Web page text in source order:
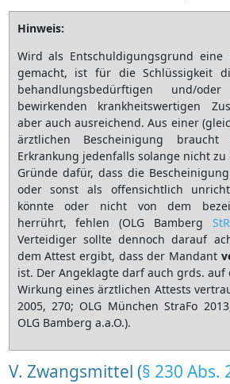
Hinweis:
Wird als Entschuldigungsgrund eine
gemacht, ist für die Schlüssigkeit
behandlungsbedürftigen und/oder
bewirkenden krankheitswertigen
aber auch ausreichend. Aus einer
ärztlichen Bescheinigung
Erkrankung jedenfalls solange nicht
Gründe dafür, dass die
oder sonst als offensichtlich
könnte oder nicht von dem
herrührt, fehlen (OLG Bamberg
Verteidiger sollte dennoch darauf
dem Attest ergibt, dass der Mandant
ist. Der Angeklagte darf auch grds.
Wirkung eines ärztlichen Attests
2005, 270; OLG München StraFo
OLG Bamberg a.a.O.).
V. Zwangsmittel (§ 230 Abs.